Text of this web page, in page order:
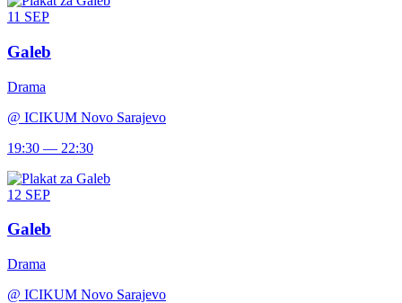
11 SEP
Galeb
Drama
@ ICIKUM Novo Sarajevo
19:30 — 22:30
12 SEP
Galeb
Drama
@ ICIKUM Novo Sarajevo